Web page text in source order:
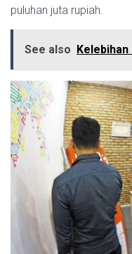
puluhan juta rupiah.
See also